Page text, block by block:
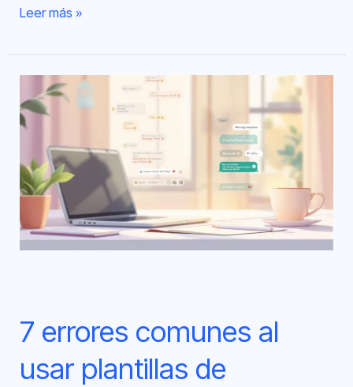
Leer más »
7 errores comunes al
usar plantillas de
errores
al
usar
plantillas
de